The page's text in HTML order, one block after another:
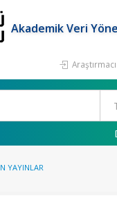
Akademik Veri
YAYINLAR